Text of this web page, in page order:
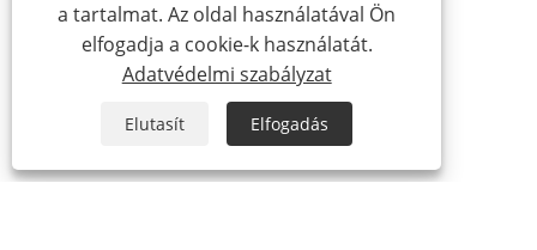
a tartalmat. Az oldal használatával Ön
elfogadja a cookie-k használatát.
Adatvédelmi szabályzat
Elutasít Elfogadás